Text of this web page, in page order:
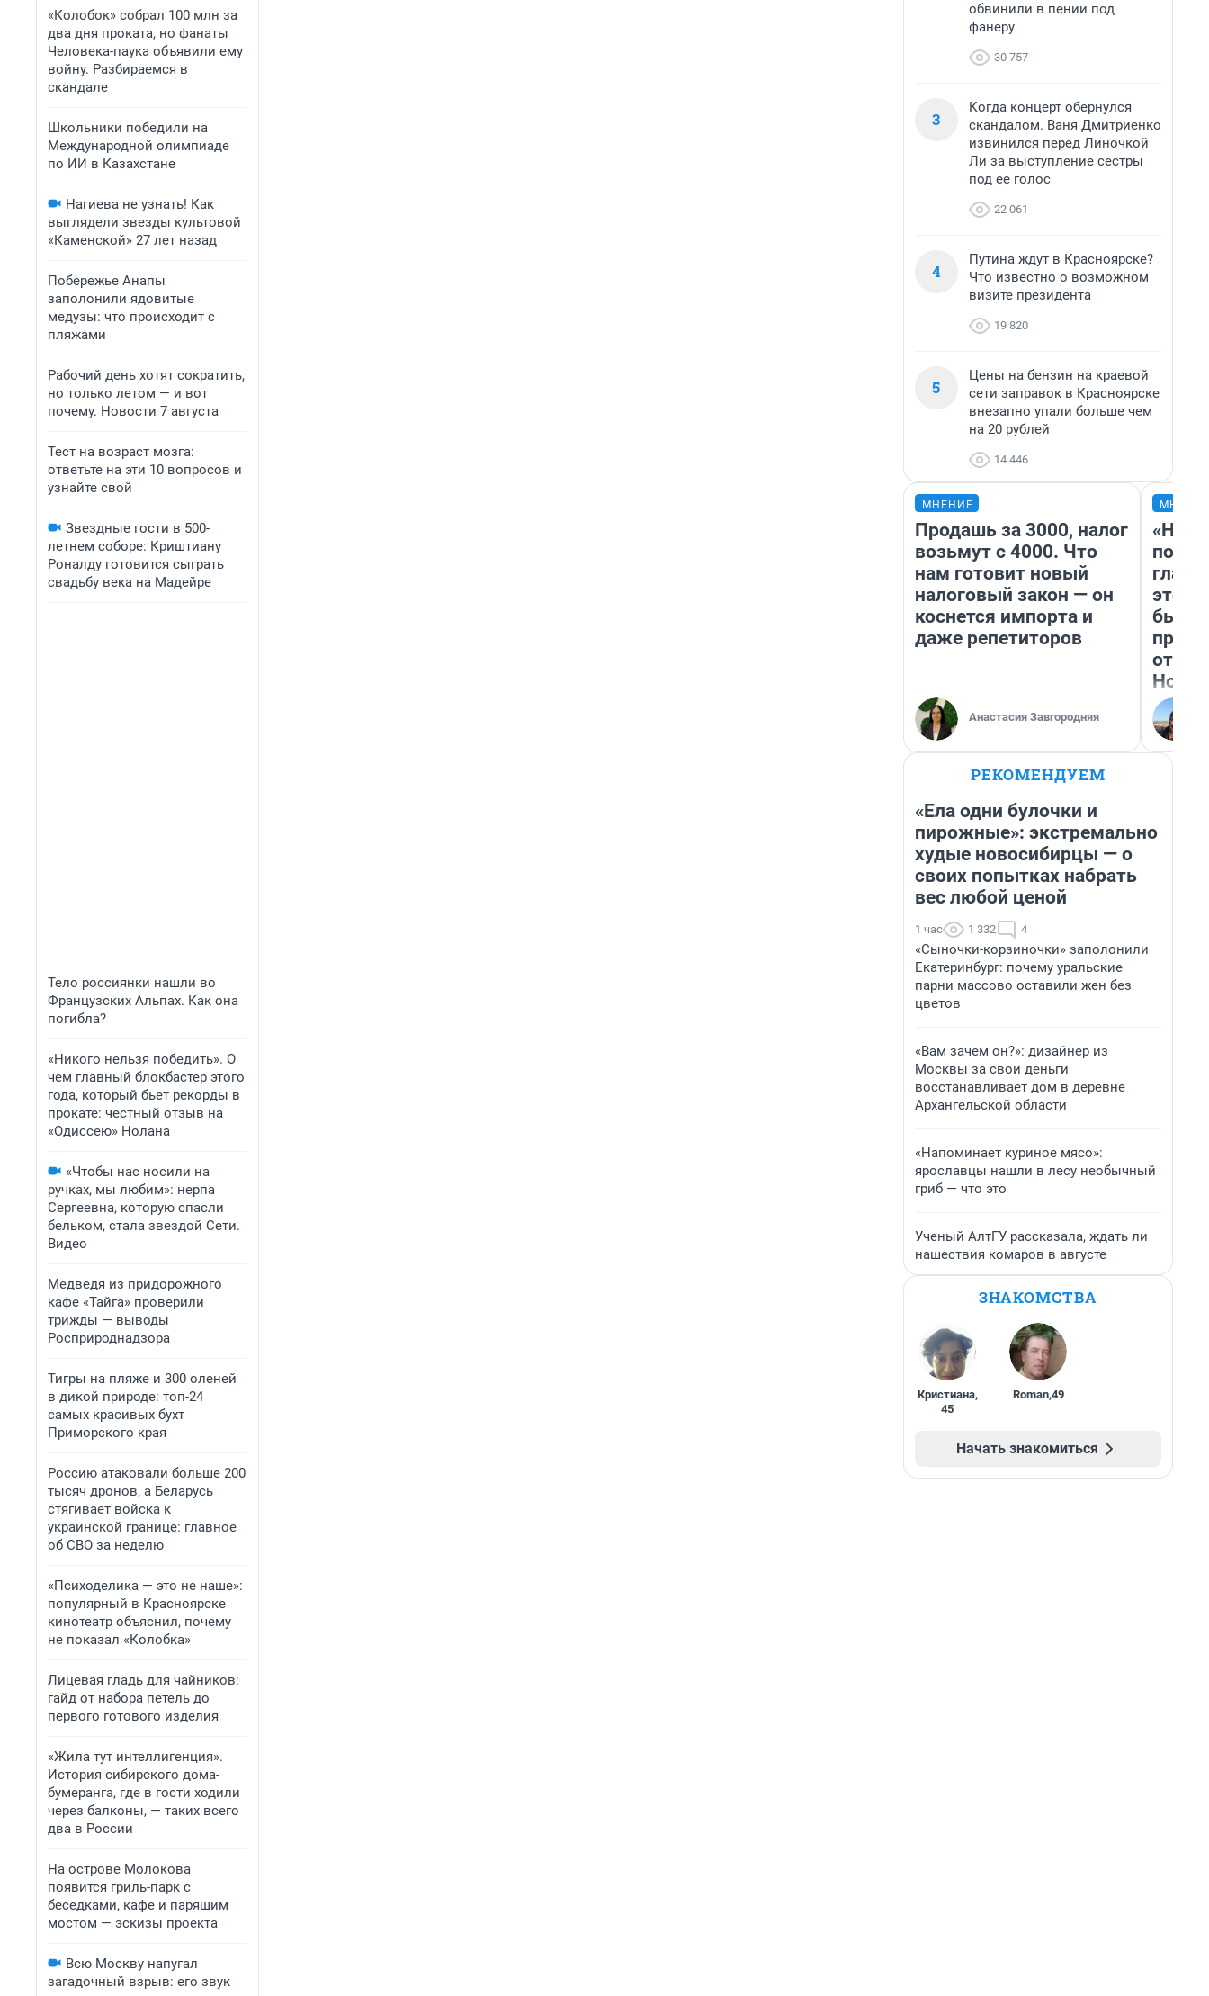
«Колобок» собрал 100 млн за
два дня проката, но фанаты
Человека-паука объявили ему
войну. Разбираемся в
скандале
Школьники победили на
Международной олимпиаде
по ИИ в Казахстане
Нагиева не узнать! Как
выглядели звезды культовой
«Каменской» 27 лет назад
Побережье Анапы
заполонили ядовитые
медузы: что происходит с
пляжами
Рабочий день хотят сократить,
но только летом — и вот
почему. Новости 7 августа
Тест на возраст мозга:
ответьте на эти 10 вопросов и
узнайте свой
Звездные гости в 500-
летнем соборе: Криштиану
Роналду готовится сыграть
свадьбу века на Мадейре
Тело россиянки нашли во
Французских Альпах. Как она
погибла?
«Никого нельзя победить». О
чем главный блокбастер этого
года, который бьет рекорды в
прокате: честный отзыв на
«Одиссею» Нолана
«Чтобы нас носили на
ручках, мы любим»: нерпа
Сергеевна, которую спасли
бельком, стала звездой Сети.
Видео
Медведя из придорожного
кафе «Тайга» проверили
трижды — выводы
Росприроднадзора
Тигры на пляже и 300 оленей
в дикой природе: топ-24
самых красивых бухт
Приморского края
Россию атаковали больше 200
тысяч дронов, а Беларусь
стягивает войска к
украинской границе: главное
об СВО за неделю
«Психоделика — это не наше»:
популярный в Красноярске
кинотеатр объяснил, почему
не показал «Колобка»
Лицевая гладь для чайников:
гайд от набора петель до
первого готового изделия
«Жила тут интеллигенция».
История сибирского дома-
бумеранга, где в гости ходили
через балконы, — таких всего
два в России
На острове Молокова
появится гриль-парк с
беседками, кафе и парящим
мостом — эскизы проекта
Всю Москву напугал
загадочный взрыв: его звук
обвинили в пении под
фанеру
30 757
3
Когда концерт обернулся
скандалом. Ваня Дмитриенко
извинился перед Линочкой
Ли за выступление сестры
под ее голос
22 061
4
Путина ждут в Красноярске?
Что известно о возможном
визите президента
19 820
5
Цены на бензин на краевой
сети заправок в Красноярске
внезапно упали больше чем
на 20 рублей
14 446
МНЕНИЕ
Продашь за 3000, налог
возьмут с 4000. Что
нам готовит новый
налоговый закон — он
коснется импорта и
даже репетиторов
Анастасия Завгородняя
этого
бьет
РЕКОМЕНДУЕМ
«Ела одни булочки и
пирожные»: экстремально
худые новосибирцы — о
своих попытках набрать
вес любой ценой
1 час 1 332 4
«Сыночки-корзиночки» заполонили
Екатеринбург: почему уральские
парни массово оставили жен без
цветов
«Вам зачем он?»: дизайнер из
Москвы за свои деньги
восстанавливает дом в деревне
Архангельской области
«Напоминает куриное мясо»:
ярославцы нашли в лесу необычный
гриб — что это
Ученый АлтГУ рассказала, ждать ли
нашествия комаров в августе
ЗНАКОМСТВА
Кристиана,
45
Roman,49
Начать знакомиться